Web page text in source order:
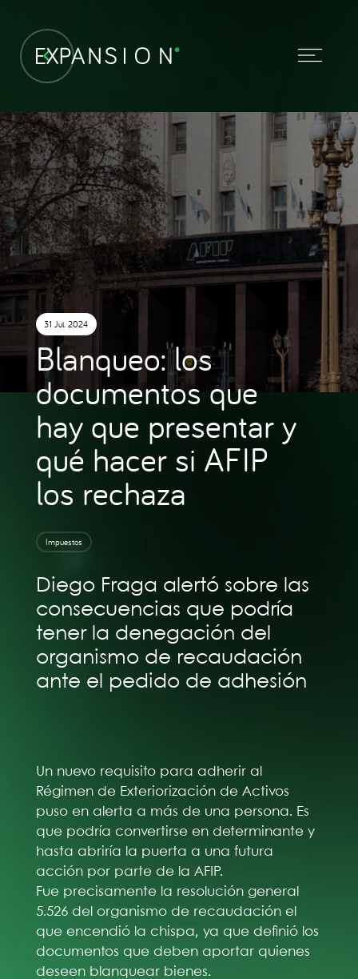
31 Jul. 2024
Blanqueo: los
documentos que
hay que presentar y
qué hacer si AFIP
los rechaza
Impuestos
Diego Fraga alertó sobre las
consecuencias que podría
tener la denegación del
organismo de recaudación
ante el pedido de adhesión
Un nuevo requisito para adherir al
Régimen de Exteriorización de Activos
puso en alerta a más de una persona. Es
que podría convertirse en determinante y
hasta abriría la puerta a una futura
acción por parte de la AFIP.
Fue precisamente la resolución general
5.526 del organismo de recaudación el
que encendió la chispa, ya que definió los
documentos que deben aportar quienes
deseen blanquear bienes.